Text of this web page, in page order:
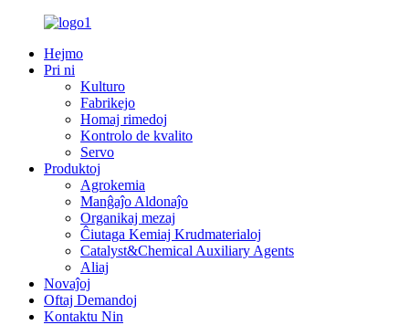
Hejmo
Pri ni
Kulturo
Fabrikejo
Homaj rimedoj
Kontrolo de kvalito
Servo
Produktoj
Agrokemia
Manĝaĵo Aldonaĵo
Organikaj mezaj
Ĉiutaga Kemiaj Krudmaterialoj
Catalyst&Chemical Auxiliary Agents
Aliaj
Novaĵoj
Oftaj Demandoj
Kontaktu Nin